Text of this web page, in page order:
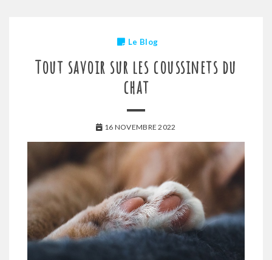
Le Blog
Tout savoir sur les coussinets du
chat
16 NOVEMBRE 2022